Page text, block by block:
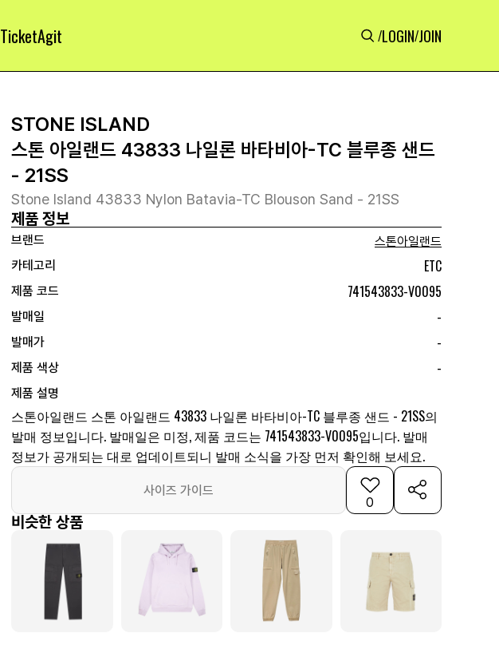
TicketAgit /LOGIN/JOIN
STONE ISLAND
스톤 아일랜드 43833 나일론 바타비아-TC 블루종 샌드
- 21SS
Stone Island 43833 Nylon Batavia-TC Blouson Sand - 21SS
제품 정보
브랜드
스톤아일랜드
카테고리
ETC
제품 코드 741543833-V0095
발매일 -
발매가 -
제품 색상 -
제품 설명
스톤아일랜드 스톤 아일랜드 43833 나일론 바타비아-TC 블루종 샌드 - 21SS의
발매 정보입니다. 발매일은 미정, 제품 코드는 741543833-V0095입니다. 발매
정보가 공개되는 대로 업데이트되니 발매 소식을 가장 먼저 확인해 보세요.
사이즈 가이드
0
비슷한 상품